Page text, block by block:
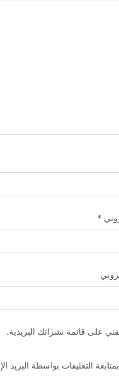
*
على قائمة نشراتك البريدية.
التعليقات بواسطة البريد